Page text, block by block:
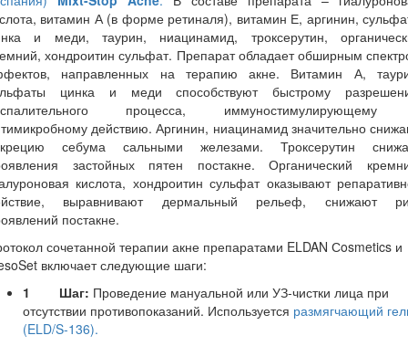
витамин А (в форме ретиналя), витамин Е, аргинин,
и меди, таурин, ниацинамид, троксерутин,
хондроитин сульфат. Препарат обладает обширным
направленных на терапию акне. Витамин А,
цинка и меди способствуют быстрому
процесса,
действию. Аргинин, ниацинамид значительно
себума сальными железами. Троксерутин
застойных пятен постакне. Органический
кислота, хондроитин сульфат оказывают
выравнивают дермальный рельеф, снижают
постакне.
сочетанной терапии акне препаратами ELDAN Сosmetics и
включает следующие шаги:
1 Шаг: Проведение мануальной или УЗ-чистки лица при
отсутствии противопоказаний. Используется размягчающий
(ELD/S-136).